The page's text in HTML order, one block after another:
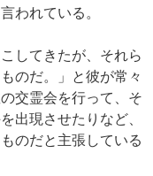
われている。
してきたが、それら
のだ。」と彼が常々
交霊会を行って、そ
出現させたりなど、
のだと主張している